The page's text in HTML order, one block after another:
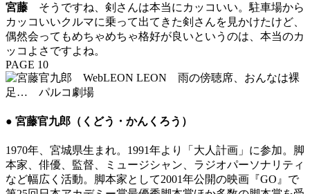
宮藤 そうですね、剣さんは本当にカッコいい。駐車場から
カッコいいクルマに乗って出てきた剣さんを見かけたけど、
偶然会ってもめちゃめちゃ格好が良いというのは、本当のカ
ッコよさですよね。
PAGE 10
● 宮藤官九郎（くどう・かんくろう）
1970年、宮城県生まれ。1991年より「大人計画」に参加。脚
本家、俳優、監督、ミュージシャン、ラジオパーソナリティ
など幅広く活動。脚本家として2001年公開の映画『GO』で